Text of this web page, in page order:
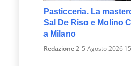
Pasticceria. La
Sal De Riso e Molino
a Milano
Redazione 2 5 Agosto 2026